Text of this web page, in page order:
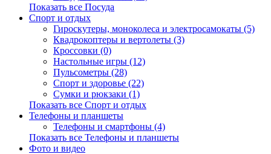
Показать все Посуда
Спорт и отдых
Гироскутеры, моноколеса и электросамокаты (5)
Квадрокоптеры и вертолеты (3)
Кроссовки (0)
Настольные игры (12)
Пульсометры (28)
Спорт и здоровье (22)
Сумки и рюкзаки (1)
Показать все Спорт и отдых
Телефоны и планшеты
Телефоны и смартфоны (4)
Показать все Телефоны и планшеты
Фото и видео